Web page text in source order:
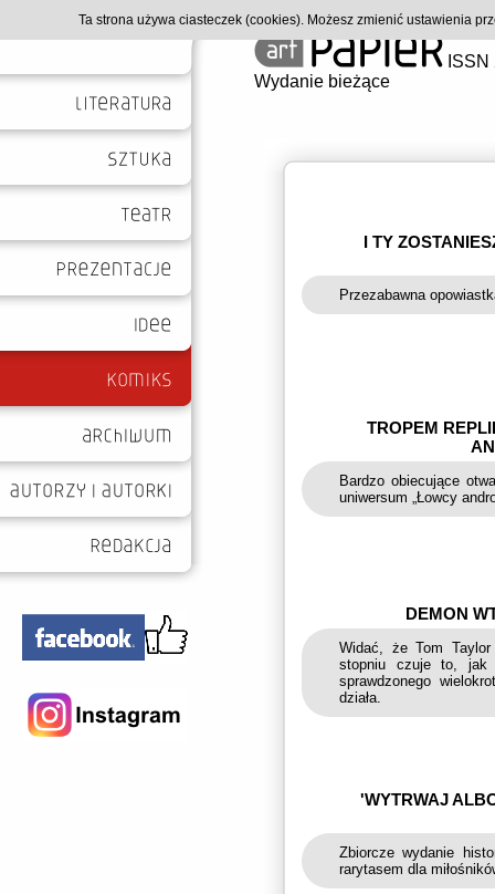
Wydanie bieżące
I TY
Przezabawna
TROPEM
Bardzo obiecujące
uniwersum „Łowcy
DEMON
Widać, że Tom
stopniu czuje to, jak
sprawdzonego
działa.
'WYTRWAJ
Zbiorcze wydanie
rarytasem dla
Ta strona używa ciasteczek (cookies). Możesz zmienić ustawienia